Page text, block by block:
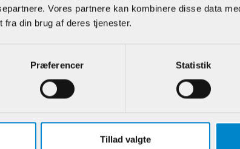
Vores partnere kan kombinere disse data
din brug af deres tjenester.
Præferencer Statistik
Tillad valgte
m / hulkehl
Afslutningsliste / /
mm Hvidmalet Fyr
Varenr.:902171